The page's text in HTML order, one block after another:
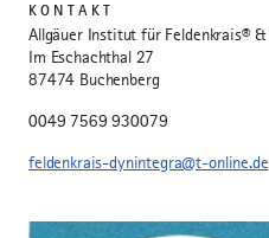
KONTAKT
Allgäuer Institut für Feldenkrais®
Im Eschachthal 27
87474 Buchenberg
0049 7569 930079
feldenkrais-dynintegra@t-online.de